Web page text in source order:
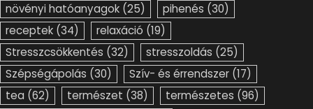
növényi hatóanyagok (25) pihenés (30)
receptek (34) relaxáció (19)
Stresszcsökkentés (32) stresszoldás (25)
Szépségápolás (30) Szív- és érrendszer (17)
tea (62) természet (38) természetes (96)